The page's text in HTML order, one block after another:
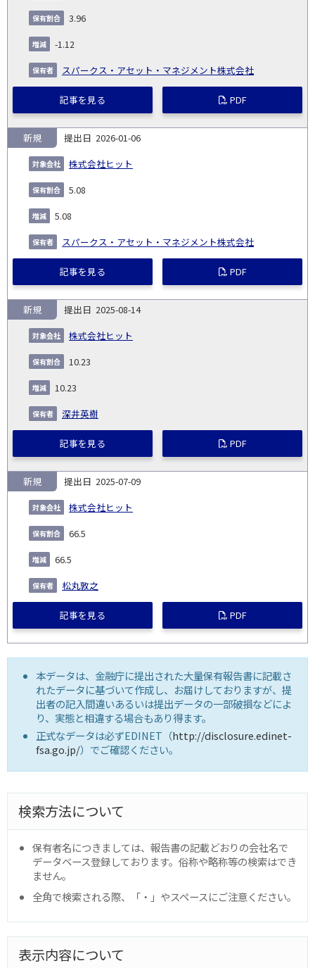
NO.
務
発
生
日
日
3.96
-1.12
スパークス・アセット・マネジメント株式会社
記事を見る PDF
2026-01-06
株式会社ヒット
新規
5.08
5.08
スパークス・アセット・マネジメント株式会社
記事を見る PDF
2025-08-14
株式会社ヒット
新規
10.23
10.23
深井英樹
記事を見る PDF
2025-07-09
株式会社ヒット
新規
66.5
66.5
松丸敦之
記事を見る PDF
本データは、金融庁に提出された大量保有報告書に記載さ
れたデータに基づいて作成し、お届けしておりますが、提
出者の記入間違いあるいは提出データの一部破損などによ
り、実態と相違する場合もあり得ます。
正式なデータは必ずEDINET（http://disclosure.edinet-
fsa.go.jp/）でご確認ください。
検索方法について
保有者名につきましては、報告書の記載どおりの会社名で
データベース登録しております。俗称や略称等の検索はでき
ません。
全角で検索される際、「・」やスペースにご注意ください。
表示内容について